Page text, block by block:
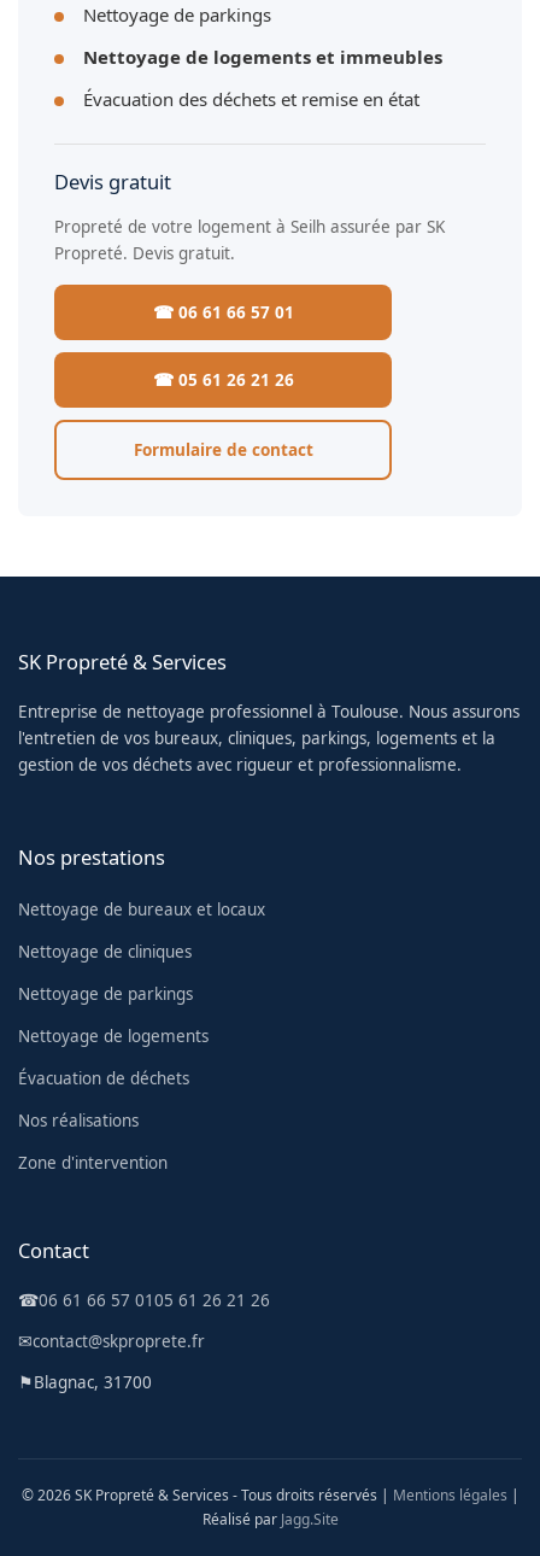
Nettoyage de parkings
Nettoyage de logements et immeubles
Évacuation des déchets et remise en état
Devis gratuit
Propreté de votre logement à Seilh assurée par SK
Propreté. Devis gratuit.
☎ 06 61 66 57 01
☎ 05 61 26 21 26
Formulaire de contact
SK Propreté & Services
Entreprise de nettoyage professionnel à Toulouse. Nous assurons
l'entretien de vos bureaux, cliniques, parkings, logements et la
gestion de vos déchets avec rigueur et professionnalisme.
Nos prestations
Nettoyage de bureaux et locaux
Nettoyage de cliniques
Nettoyage de parkings
Nettoyage de logements
Évacuation de déchets
Nos réalisations
Zone d'intervention
Contact
☎06 61 66 57 0105 61 26 21 26
✉contact@skproprete.fr
⚑Blagnac, 31700
© 2026 SK Propreté & Services - Tous droits réservés | Mentions légales |
Réalisé par Jagg.Site